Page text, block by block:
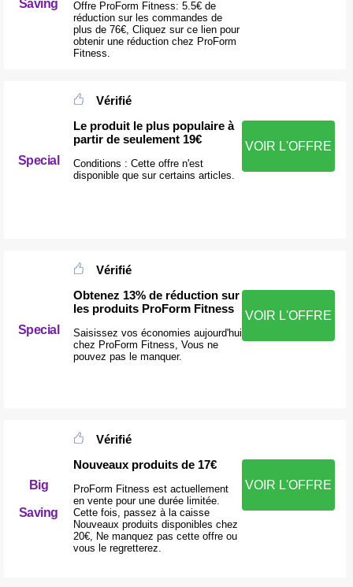
Saving
Offre ProForm Fitness: 5.5€ de
réduction sur les commandes de
plus de 76€, Cliquez sur ce lien pour
obtenir une réduction chez ProForm
Fitness.
Special
Vérifié
Le produit le plus populaire à
partir de seulement 19€
Conditions : Cette offre n'est
disponible que sur certains articles.
VOIR L'OFFRE
Special
Vérifié
Obtenez 13% de réduction sur
les produits ProForm Fitness
Saisissez vos économies aujourd'hui
chez ProForm Fitness, Vous ne
pouvez pas le manquer.
VOIR L'OFFRE
Big
Saving
Vérifié
Nouveaux produits de 17€
ProForm Fitness est actuellement
en vente pour une durée limitée.
Cette fois, passez à la caisse
Nouveaux produits disponibles chez
20€, Ne manquez pas cette offre ou
vous le regretterez.
VOIR L'OFFRE